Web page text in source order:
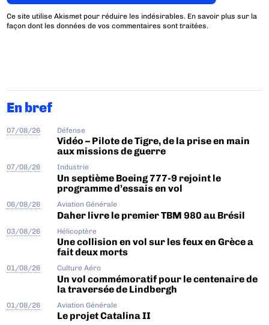
Ce site utilise Akismet pour réduire les indésirables. En savoir plus sur la
façon dont les données de vos commentaires sont traitées.
En bref
07/08/26 Défense
Vidéo – Pilote de Tigre, de la prise en main
aux missions de guerre
07/08/26 Industrie
Un septième Boeing 777-9 rejoint le
programme d’essais en vol
06/08/26 Aviation Générale
Daher livre le premier TBM 980 au Brésil
03/08/26 Hélicoptère
Une collision en vol sur les feux en Grèce a
fait deux morts
01/08/26 Culture Aéro
Un vol commémoratif pour le centenaire de
la traversée de Lindbergh
01/08/26 Aviation Générale
Le projet Catalina II